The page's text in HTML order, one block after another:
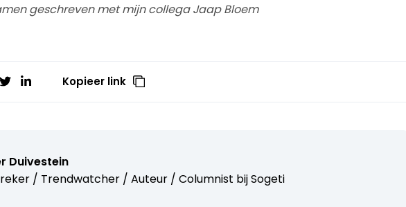
geschreven met mijn collega Jaap Bloem
Kopieer link
Duivestein
/ Trendwatcher / Auteur / Columnist bijSogeti